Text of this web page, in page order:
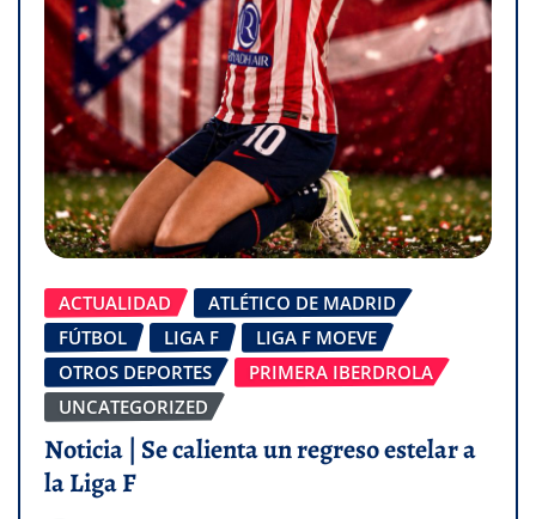
ACTUALIDAD
ATLÉTICO DE MADRID
FÚTBOL
LIGA F
LIGA F MOEVE
OTROS DEPORTES
PRIMERA IBERDROLA
UNCATEGORIZED
Noticia | Se calienta un regreso estelar a
la Liga F